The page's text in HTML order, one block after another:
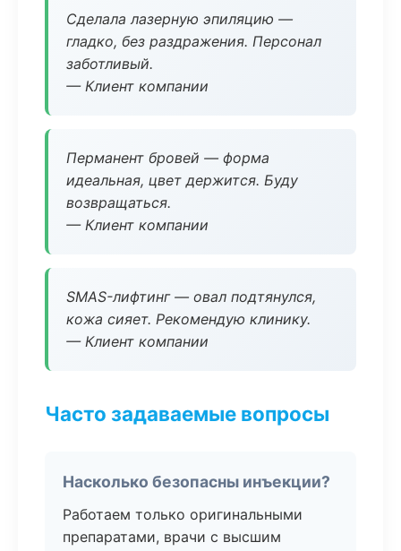
Сделала лазерную эпиляцию —
гладко, без раздражения. Персонал
заботливый.
— Клиент компании
Перманент бровей — форма
идеальная, цвет держится. Буду
возвращаться.
— Клиент компании
SMAS-лифтинг — овал подтянулся,
кожа сияет. Рекомендую клинику.
— Клиент компании
Часто задаваемые вопросы
Насколько безопасны инъекции?
Работаем только оригинальными
препаратами, врачи с высшим